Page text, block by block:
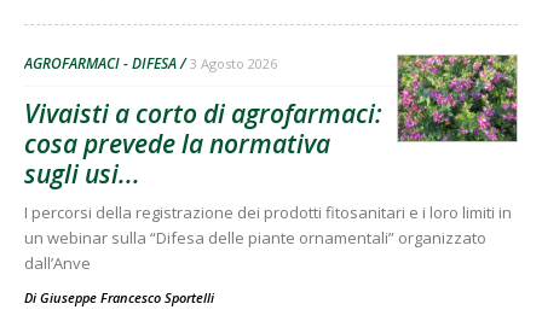
AGROFARMACI - DIFESA 3 Agosto 2026
Vivaisti a corto di agrofarmaci:
cosa prevede la normativa
sugli usi...
I percorsi della registrazione dei prodotti fitosanitari e i loro limiti in
un webinar sulla “Difesa delle piante ornamentali” organizzato
dall’Anve
Di Giuseppe Francesco Sportelli